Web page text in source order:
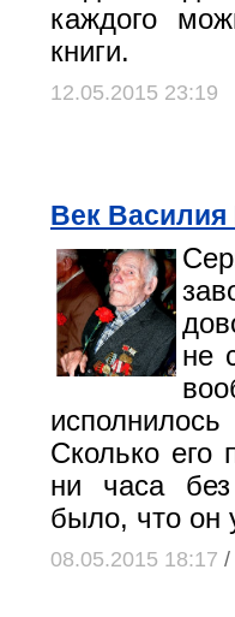
каждого
книги.
12.05.2015 23:19
Век Василия
не
Сколько его
ни часа
было, что он
08.05.2015 18:17 /